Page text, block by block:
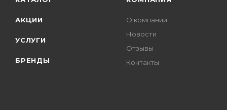
АКЦИИ
УСЛУГИ
БРЕНДЫ
О компании
Новости
Отзывы
Контакты